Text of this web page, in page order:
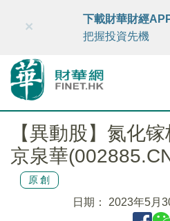
財華智庫網 FINTV
×
下載財華財經
把握投資先機
【異動股】氮化
京泉華
原創
日期： 2023年5月